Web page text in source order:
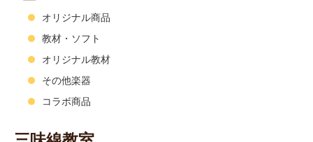
オリジナル商品
教材・ソフト
オリジナル教材
その他楽器
コラボ商品